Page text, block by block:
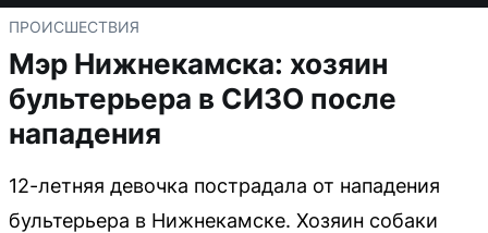
ПРОИСШЕСТВИЯ
Мэр Нижнекамска: хозяин
бультерьера в СИЗО после
нападения
12-летняя девочка пострадала от нападения
бультерьера в Нижнекамске. Хозяин собаки